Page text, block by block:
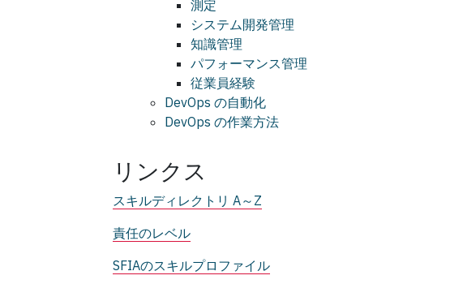
測定
システム開発管理
知識管理
パフォーマンス管理
従業員経験
DevOps の自動化
DevOps の作業方法
リンクス
スキルディレクトリ A～Z
責任のレベル
SFIAのスキルプロファイル